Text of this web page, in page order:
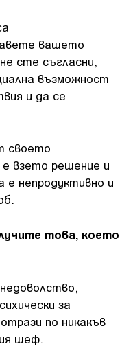
вашето
сте съгласни,
възможност
и да се
своето
е взето решение и
е непродуктивно и
това, което
за
по никакъв
шеф.